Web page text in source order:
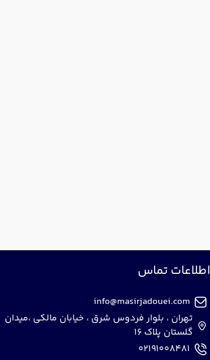
اطلاعات تماس
info@masirjadouei.com
تهران ، بلوار فردوس شرق ، خیابان مالکی ،میدان
گلستان پلاک 16
02191008481